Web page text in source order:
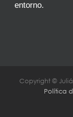
entorno.
Copyright ©
Política